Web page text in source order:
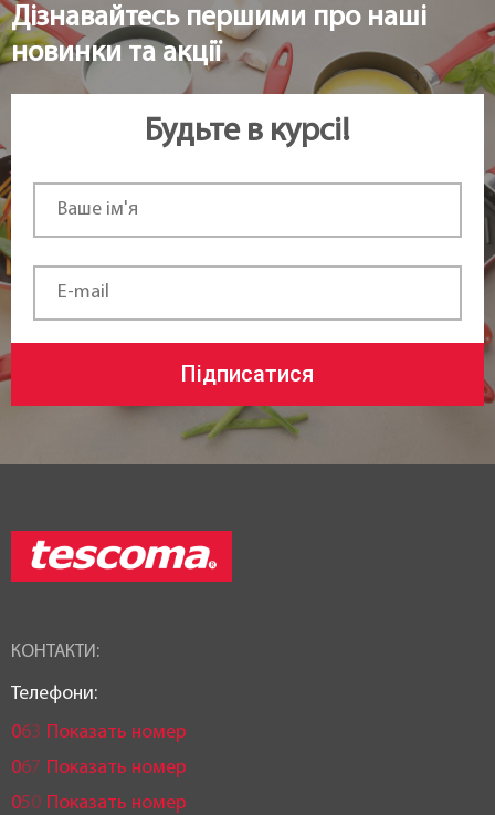
Дізнавайтесь першими про наші
новинки та акції
Будьте в курсі!
Підписатися
КОНТАКТИ:
Телефони:
063 Показать номер
067 Показать номер
050 Показать номер